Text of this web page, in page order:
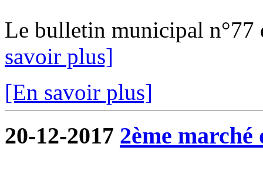
Le bulletin municipal n°77
savoir plus]
[En savoir plus]
20-12-2017 2ème marché